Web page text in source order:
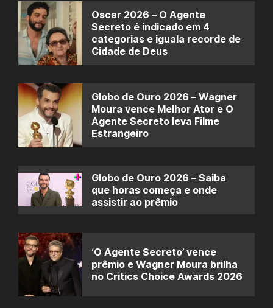
Oscar 2026 – O Agente
Secreto é indicado em 4
categorias e iguala recorde de
Cidade de Deus
Globo de Ouro 2026 – Wagner
Moura vence Melhor Ator e O
Agente Secreto leva Filme
Estrangeiro
Globo de Ouro 2026 – Saiba
que horas começa e onde
assistir ao prêmio
‘O Agente Secreto’ vence
prêmio e Wagner Moura brilha
no Critics Choice Awards 2026